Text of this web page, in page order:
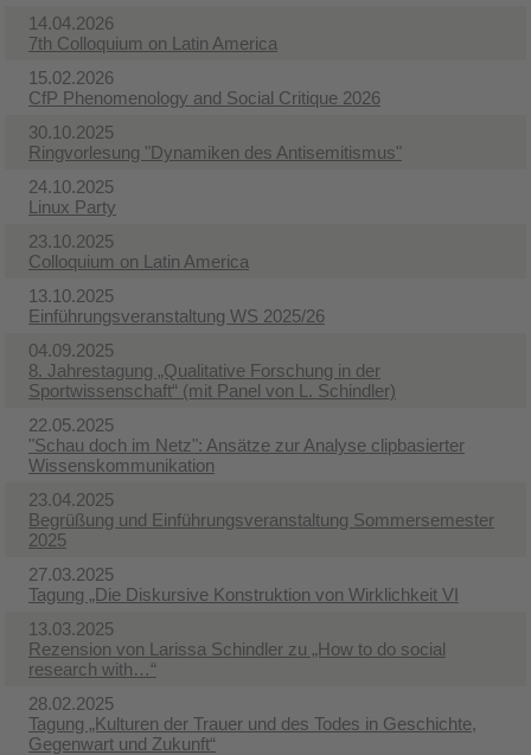
14.04.2026
7th Colloquium on Latin America
15.02.2026
CfP Phenomenology and Social Critique 2026
30.10.2025
Ringvorlesung "Dynamiken des Antisemitismus"
24.10.2025
Linux Party
23.10.2025
Colloquium on Latin America
13.10.2025
Einführungsveranstaltung WS 2025/26
04.09.2025
8. Jahrestagung „Qualitative Forschung in der
Sportwissenschaft“ (mit Panel von L. Schindler)
22.05.2025
"Schau doch im Netz": Ansätze zur Analyse clipbasierter
Wissenskommunikation
23.04.2025
Begrüßung und Einführungsveranstaltung Sommersemester
2025
27.03.2025
Tagung „Die Diskursive Konstruktion von Wirklichkeit VI
13.03.2025
Rezension von Larissa Schindler zu „How to do social
research with…“
28.02.2025
Tagung „Kulturen der Trauer und des Todes in Geschichte,
Gegenwart und Zukunft“